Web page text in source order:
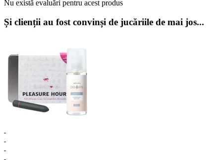
Nu există evaluări pentru acest produs
Și clienții au fost convinși de jucăriile de mai jos...